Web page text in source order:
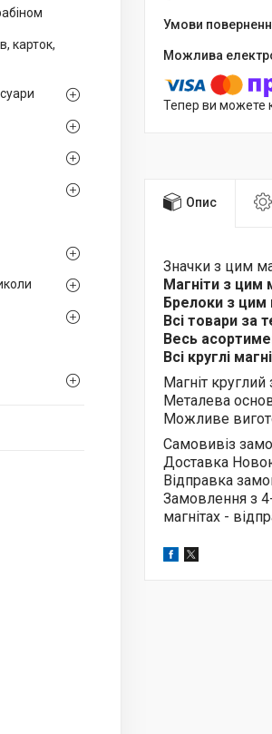
карток,
Тепер ви можете
Опис
Значки з цим
Магніти з
Брелоки з
Всі товари за
Весь
Всі круглі
Магніт
Металева
Можливе
Самовивіз
Доставка
Відправка
Замовлення з
магнітах -